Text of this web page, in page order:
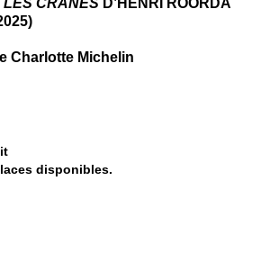
Charlotte Michelin
disponibles.